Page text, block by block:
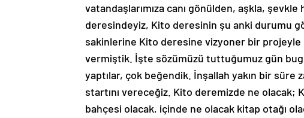
vatandaşlarımıza canı gönülden, aşkla,
deresindeyiz, Kito deresinin şu anki durumu
sakinlerine Kito deresine vizyoner bir projeyle
vermiştik. İşte sözümüzü tuttuğumuz gün
yaptılar, çok beğendik. İnşallah yakın bir
startını vereceğiz. Kito deremizde ne
bahçesi olacak, içinde ne olacak kitap otağı